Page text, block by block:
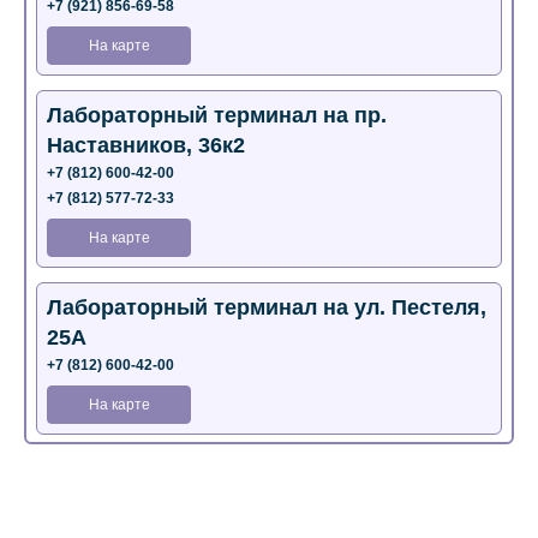
+7 (921) 856-69-58
На карте
Лабораторный терминал на пр.
Наставников, 36к2
+7 (812) 600-42-00
+7 (812) 577-72-33
На карте
Лабораторный терминал на ул. Пестеля,
25А
+7 (812) 600-42-00
На карте